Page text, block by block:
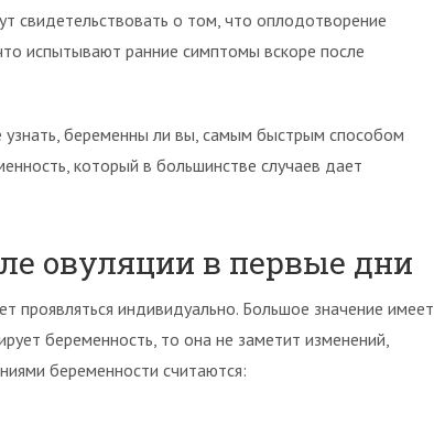
свидетельствовать о том, что оплодотворение
испытывают ранние симптомы вскоре после
беременны ли вы, самым быстрым способом
который в большинстве случаев дает
овуляции в первые дни
индивидуально. Большое значение имеет
беременность, то она не заметит изменений,
беременности считаются: